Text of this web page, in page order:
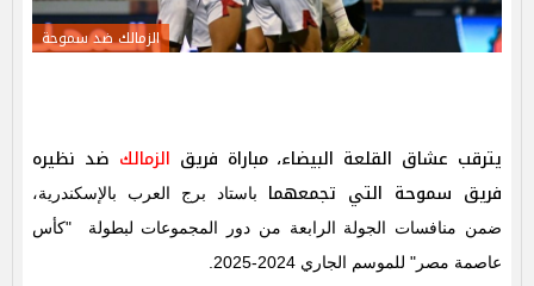
الزمالك ضد سموحة
يترقب عشاق القلعة البيضاء، مباراة فريق الزمالك ضد نظيره
فريق سموحة التي تجمعهما
باستاد برج العرب بالإسكندرية،
ضمن منافسات الجولة الرابعة من دور المجموعات لبطولة "كأس
عاصمة مصر" للموسم الجاري 2024-2025.